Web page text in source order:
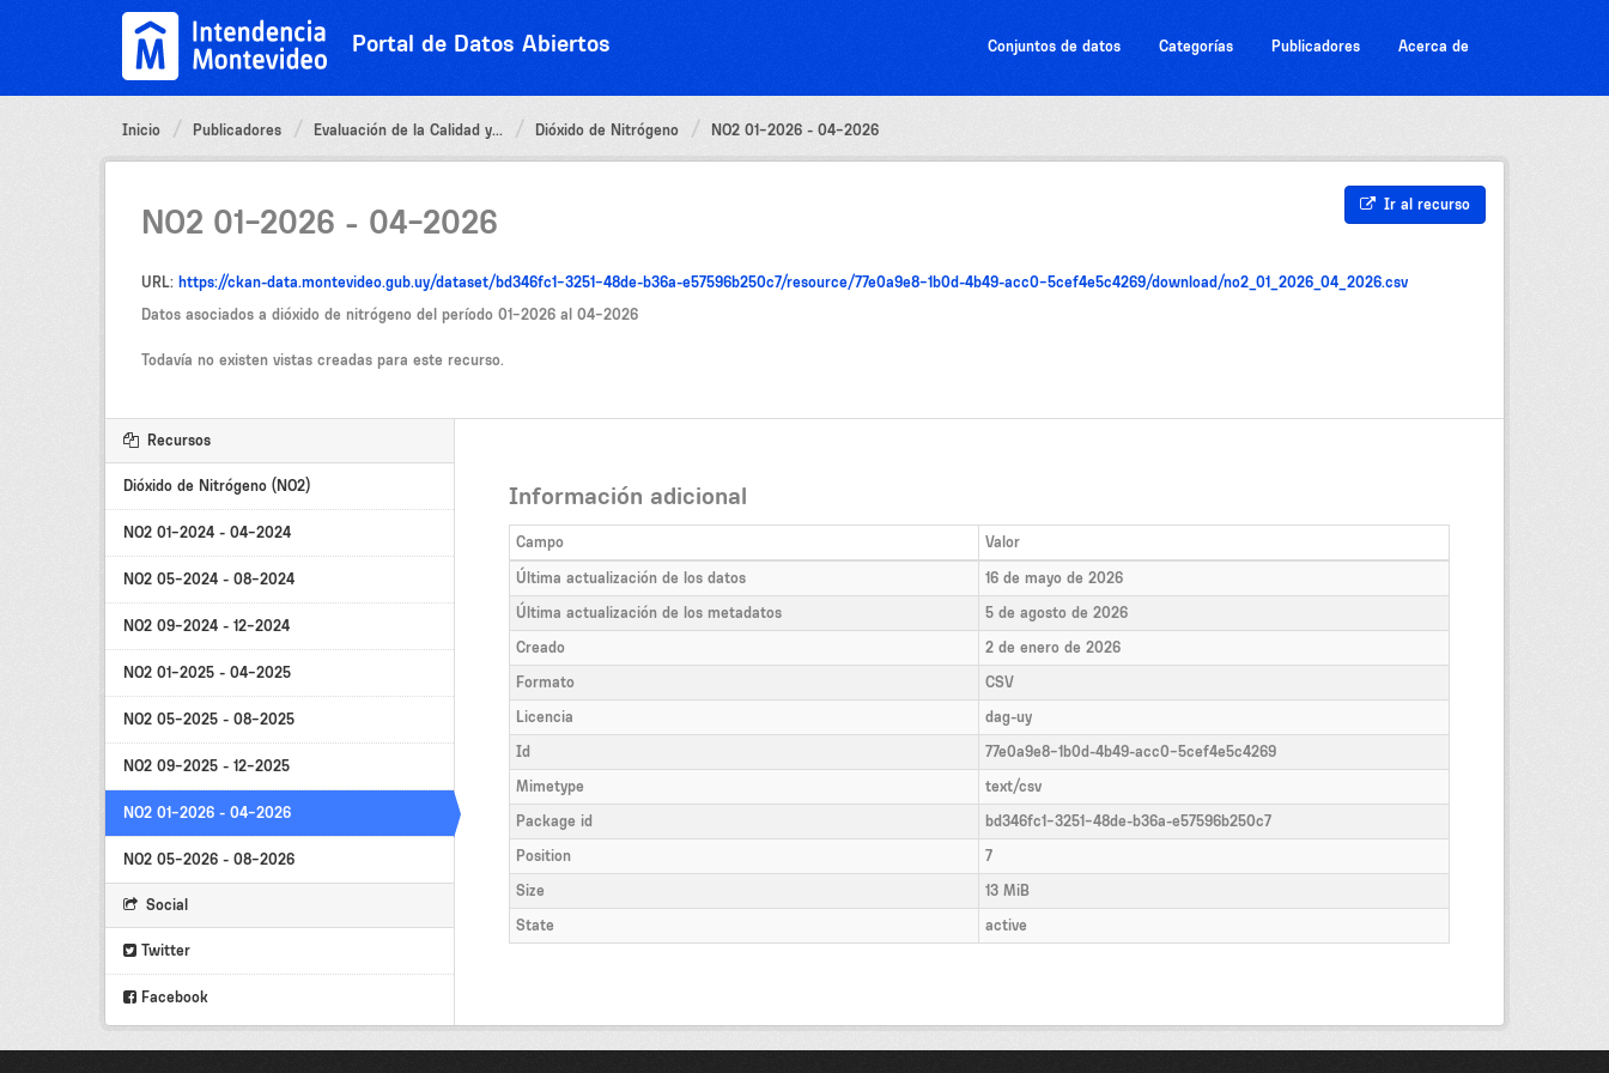
Portal de Datos Abiertos Conjuntos de datos Categorías Publicadores Acerca de
Inicio Publicadores Evaluación de la Calidad y... Dióxido de Nitrógeno NO2 01-2026 - 04-2026
Ir al recurso
NO2 01-2026 - 04-2026
URL: https://ckan-data.montevideo.gub.uy/dataset/bd346fc1-3251-48de-b36a-e57596b250c7/resource/77e0a9e8-1b0d-4b49-acc0-5cef4e5c4269/download/no2_01_2026_04_2026.csv
Datos asociados a dióxido de nitrógeno del período 01-2026 al 04-2026
Todavía no existen vistas creadas para este recurso.
Recursos
Dióxido de Nitrógeno (NO2)
NO2 01-2024 - 04-2024
NO2 05-2024 - 08-2024
NO2 09-2024 - 12-2024
NO2 01-2025 - 04-2025
NO2 05-2025 - 08-2025
NO2 09-2025 - 12-2025
NO2 01-2026 - 04-2026
NO2 05-2026 - 08-2026
Social
Twitter
Facebook
Información adicional
Campo
Valor
Última actualización de los datos
16 de mayo de 2026
Última actualización de los metadatos
5 de agosto de 2026
Creado
2 de enero de 2026
Formato
CSV
Licencia
dag-uy
Id
77e0a9e8-1b0d-4b49-acc0-5cef4e5c4269
Mimetype
text/csv
Package id
bd346fc1-3251-48de-b36a-e57596b250c7
Position
7
Size
13 MiB
State
active